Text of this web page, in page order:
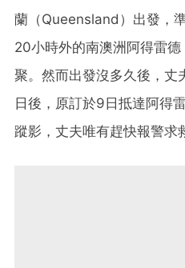
蘭（Queensland）出發，
20小時外的南澳洲阿得雷
聚。然而出發沒多久後，丈
日後，原訂於9日抵達阿得
蹤影，丈夫唯有趕快報警求